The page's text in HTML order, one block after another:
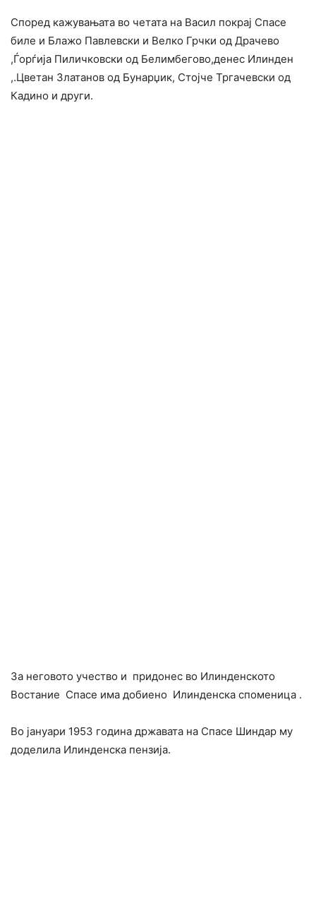
Според кажувањата во четата на Васил покрај Спасе
биле и Блажо Павлевски и Велко Грчки од Драчево
,Ѓорѓија Пиличковски од Белимбегово,денес Илинден
,.Цветан Златанов од Бунарџик, Стојче Тргачевски од
Кадино и други.
За неговото учество и придонес во Илинденското
Востание Спасе има добиено Илинденска споменица .
Во јануари 1953 година државата на Спасе Шиндар му
доделила Илинденска пензија.